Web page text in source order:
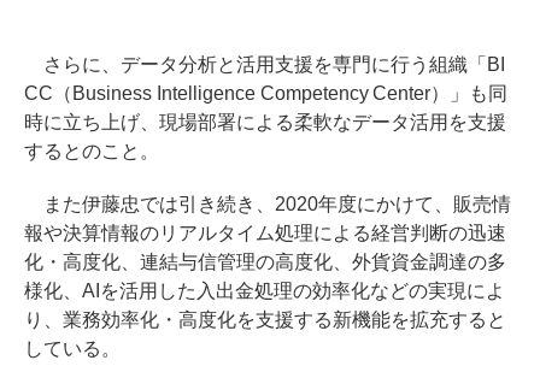
さらに、データ分析と活用支援を専門に行う組織「BI
CC（Business Intelligence Competency Center）」も同
時に立ち上げ、現場部署による柔軟なデータ活用を支援
するとのこと。
また伊藤忠では引き続き、2020年度にかけて、販売情
報や決算情報のリアルタイム処理による経営判断の迅速
化・高度化、連結与信管理の高度化、外貨資金調達の多
様化、AIを活用した入出金処理の効率化などの実現によ
り、業務効率化・高度化を支援する新機能を拡充すると
している。